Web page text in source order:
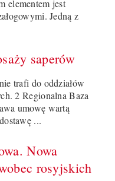
elementem jest
Jedną z
saperów
trafi do oddziałów
2 Regionalna Baza
umowę wartą
...
Nowa
rosyjskich